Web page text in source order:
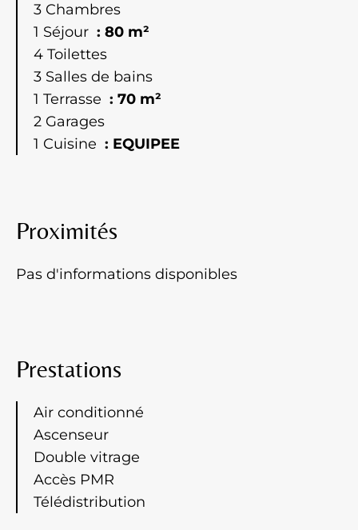
3 Chambres
1 Séjour
80 m²
4 Toilettes
3 Salles de bains
1 Terrasse
70 m²
2 Garages
1 Cuisine
EQUIPEE
Proximités
Pas d'informations disponibles
Prestations
Air conditionné
Ascenseur
Double vitrage
Accès PMR
Télédistribution